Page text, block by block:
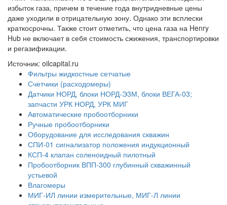
избыток газа, причем в течение года внутридневные цены
даже уходили в отрицательную зону. Однако эти всплески
краткосрочны. Также стоит отметить, что цена газа на Henry
Hub не включает в себя стоимость сжижения, транспортировки
и регазификации.
Источник: oilcapital.ru
Фильтры жидкостные сетчатые
Счетчики (расходомеры)
Датчики НОРД, блоки НОРД-Э3М, блоки ВЕГА-03;
запчасти УРК НОРД, УРК МИГ
Автоматические пробоотборники
Ручные пробоотборники
Оборудование для исследования скважин
СПИ-01 сигнализатор положения индукционный
КСП-4 клапан соленоидный пилотный
Пробоотборник ВПП-300 глубинный скважинный
устьевой
Влагомеры
МИГ-ИЛ линии измерительные, МИГ-Л линии